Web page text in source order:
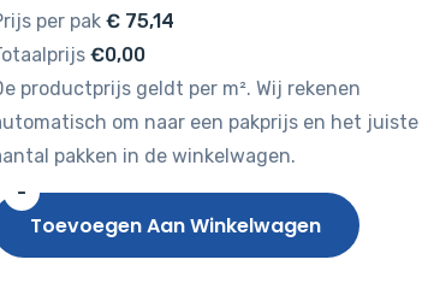
per pak €75,14
€0,00
productprijs geldt per m². Wij rekenen
om naar een pakprijs en het juiste
pakken in de winkelwagen.
-
Toevoegen Aan Winkelwagen